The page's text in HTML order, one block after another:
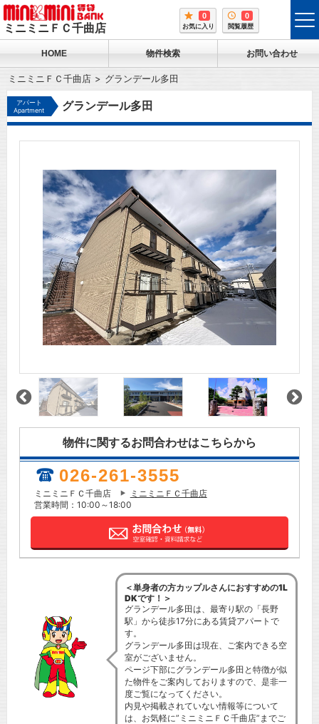
ミニミニＦＣ千曲店
0
お気に入り
0
閲覧履歴
HOME 物件検索 お問い合わせ
ミニミニＦＣ千曲店 グランデール多田
アパート
Apartment
グランデール多田
物件に関するお問合わせはこちらから
026-261-3555
ミニミニＦＣ千曲店
ミニミニＦＣ千曲店
営業時間：10:00～18:00
＜単身者の方カップルさんにおすすめの1L
DKです！＞
グランデール多田は、最寄り駅の「長野
駅」から徒歩17分にある賃貸アパートで
す。
グランデール多田は現在、ご案内できる空
室がございません。
ページ下部にグランデール多田と特徴が似
た物件をご案内しておりますので、是非一
度ご覧になってください。
内見や掲載されていない情報等について
は、お気軽に”ミニミニＦＣ千曲店”までご